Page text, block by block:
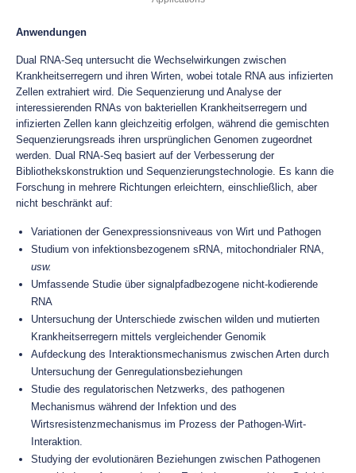
Anwendungen
Dual RNA-Seq untersucht die Wechselwirkungen zwischen
Krankheitserregern und ihren Wirten, wobei totale RNA aus infizierten
Zellen extrahiert wird. Die Sequenzierung und Analyse der
interessierenden RNAs von bakteriellen Krankheitserregern und
infizierten Zellen kann gleichzeitig erfolgen, während die gemischten
Sequenzierungsreads ihren ursprünglichen Genomen zugeordnet
werden. Dual RNA-Seq basiert auf der Verbesserung der
Bibliothekskonstruktion und Sequenzierungstechnologie. Es kann die
Forschung in mehrere Richtungen erleichtern, einschließlich, aber
nicht beschränkt auf:
Variationen der Genexpressionsniveaus von Wirt und Pathogen
Studium von infektionsbezogenem sRNA, mitochondrialer RNA,
usw.
Umfassende Studie über signalpfadbezogene nicht-kodierende
RNA
Untersuchung der Unterschiede zwischen wilden und mutierten
Krankheitserregern mittels vergleichender Genomik
Aufdeckung des Interaktionsmechanismus zwischen Arten durch
Untersuchung der Genregulationsbeziehungen
Studie des regulatorischen Netzwerks, des pathogenen
Mechanismus während der Infektion und des
Wirtsresistenzmechanismus im Prozess der Pathogen-Wirt-
Interaktion.
Studying der evolutionären Beziehungen zwischen Pathogenen